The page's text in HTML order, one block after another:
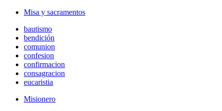
Misa y sacramentos
bautismo
bendición
comunion
confesion
confirmacion
consagracion
eucaristia
Misionero